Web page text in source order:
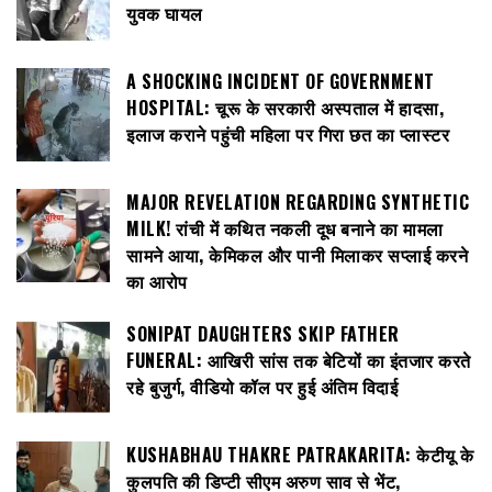
युवक घायल
A SHOCKING INCIDENT OF GOVERNMENT
HOSPITAL: चूरू के सरकारी अस्पताल में हादसा,
इलाज कराने पहुंची महिला पर गिरा छत का प्लास्टर
MAJOR REVELATION REGARDING SYNTHETIC
MILK! रांची में कथित नकली दूध बनाने का मामला
सामने आया, केमिकल और पानी मिलाकर सप्लाई करने
का आरोप
SONIPAT DAUGHTERS SKIP FATHER
FUNERAL: आखिरी सांस तक बेटियों का इंतजार करते
रहे बुजुर्ग, वीडियो कॉल पर हुई अंतिम विदाई
KUSHABHAU THAKRE PATRAKARITA: केटीयू के
कुलपति की डिप्टी सीएम अरुण साव से भेंट,